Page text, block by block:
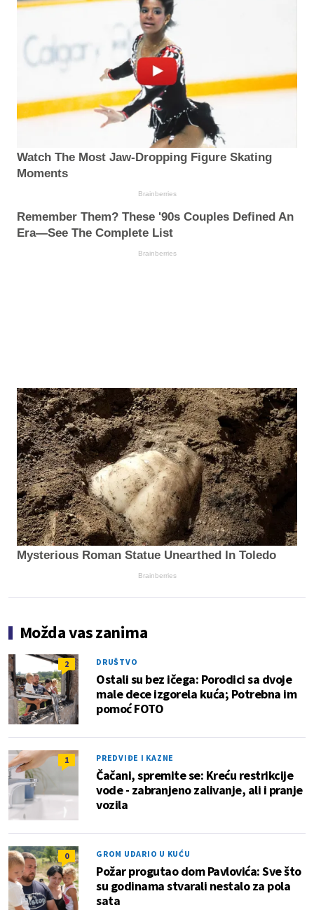
Watch The Most Jaw‑Dropping Figure Skating
Moments
Brainberries
Remember Them? These '90s Couples Defined An
Era—See The Complete List
Brainberries
Mysterious Roman Statue Unearthed In Toledo
Brainberries
Možda vas zanima
2 DRUŠTVO
Ostali su bez ičega: Porodici sa dvoje
male dece izgorela kuća; Potrebna im
pomoć FOTO
1 PREDVIĐE I KAZNE
Čačani, spremite se: Kreću restrikcije
vode - zabranjeno zalivanje, ali i pranje
vozila
0 GROM UDARIO U KUĆU
Požar progutao dom Pavlovića: Sve što
su godinama stvarali nestalo za pola
sata